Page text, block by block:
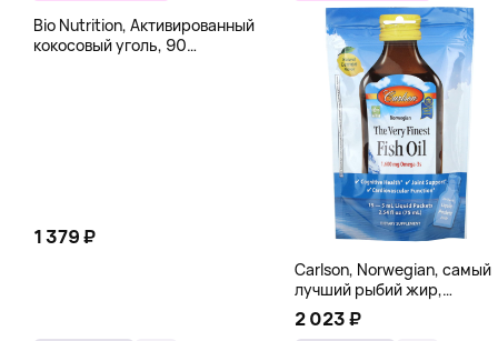
Bio Nutrition, Активированный
кокосовый уголь, 90
1 379 ₽
Carlson, Norwegian, самый
лучший рыбий жир,
натуральный лимон, 15
пакетиков (5 мл) каждый
2 023 ₽